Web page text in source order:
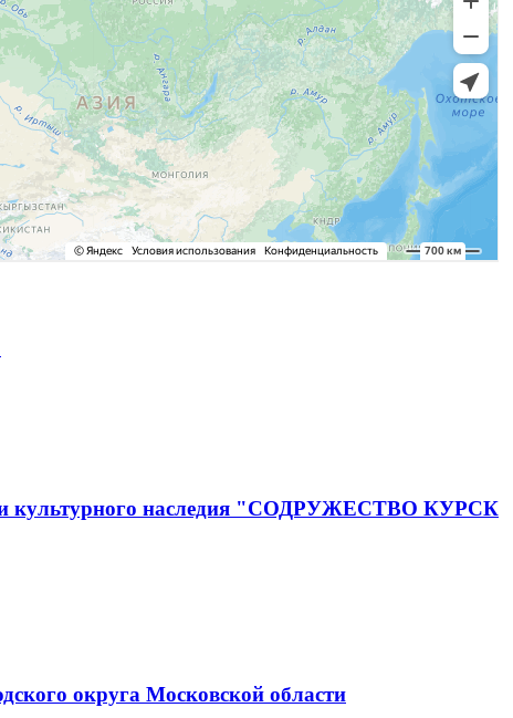
и культурного наследия "СОДРУЖЕСТВО КУРСК
округа Московской области